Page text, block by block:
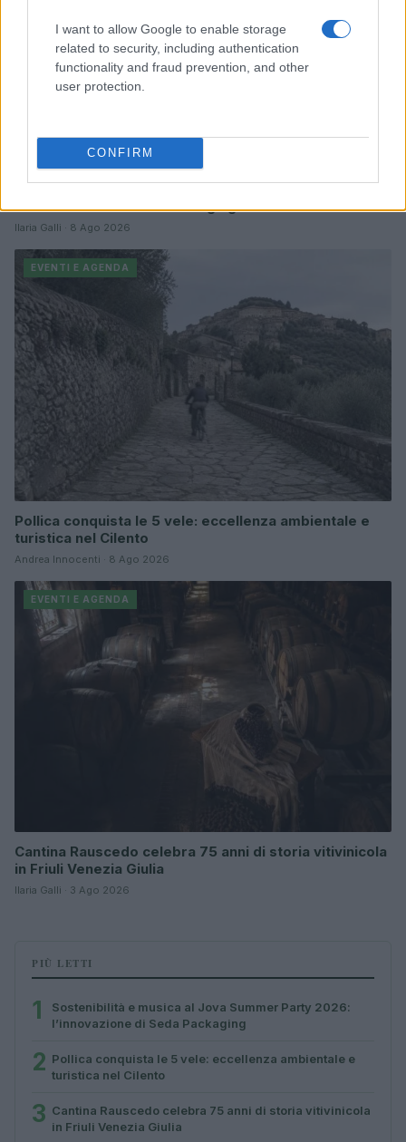
I want to allow Google to enable storage
related to security, including authentication
functionality and fraud prevention, and other
user protection.
CONFIRM
l’innovazione di Seda Packaging
Ilaria Galli · 8 Ago 2026
EVENTI E AGENDA
Pollica conquista le 5 vele: eccellenza ambientale e
turistica nel Cilento
Andrea Innocenti · 8 Ago 2026
EVENTI E AGENDA
Cantina Rauscedo celebra 75 anni di storia vitivinicola
in Friuli Venezia Giulia
Ilaria Galli · 3 Ago 2026
PIÙ LETTI
1
Sostenibilità e musica al Jova Summer Party 2026:
l’innovazione di Seda Packaging
2 Pollica conquista le 5 vele: eccellenza ambientale e
turistica nel Cilento
3 Cantina Rauscedo celebra 75 anni di storia vitivinicola
in Friuli Venezia Giulia